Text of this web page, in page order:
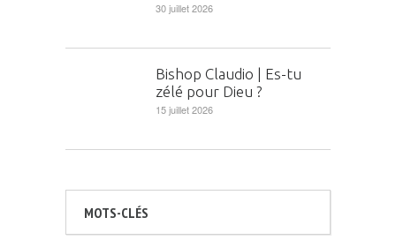
30 juillet 2026
Bishop Claudio | Es-tu
zélé pour Dieu ?
15 juillet 2026
MOTS-CLÉS